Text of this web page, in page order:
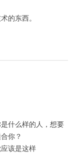
的东西。
什么样的人，想要
你？
该是这样